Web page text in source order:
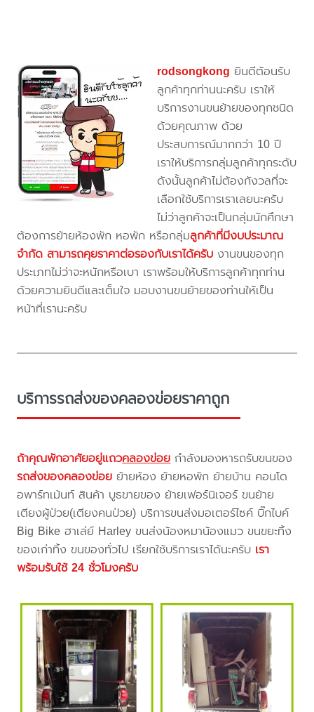
rodsongkong ยินดีต้อนรับ
ลูกค้าทุกท่านนะครับ เราให้
บริการงานขนย้ายของทุกชนิด
ด้วยคุณภาพ ด้วย
ประสบการณ์มากกว่า 10 ปี
เราให้บริการกลุ่มลูกค้าทุกระดับ
ดังนั้นลูกค้าไม่ต้องกังวลที่จะ
เลือกใช้บริการเราเลยนะครับ
ไม่ว่าลูกค้าจะเป็นกลุ่มนักศึกษา
ต้องการย้ายห้องพัก หอพัก หรือกลุ่มลูกค้าที่มีงบประมาณ
จำกัด สามารถคุยราคาต่อรองกับเราได้ครับ งานขนของทุก
ประเภทไม่ว่าจะหนักหรือเบา เราพร้อมให้บริการลูกค้าทุกท่าน
ด้วยความยินดีและเต็มใจ มอบงานขนย้ายของท่านให้เป็น
หน้าที่เรานะครับ
บริการรถส่งของคลองข่อยราคาถูก
ถ้าคุณพักอาศัยอยู่แถวคลองข่อย กำลังมองหารถรับขนของ
รถส่งของคลองข่อย ย้ายห้อง ย้ายหอพัก ย้ายบ้าน คอนโด
อพาร์ทเม้นท์ สินค้า บูธขายของ ย้ายเฟอร์นิเจอร์ ขนย้าย
เตียงผู้ป่วย(เตียงคนป่วย) บริการขนส่งมอเตอร์ไซค์ บิ๊กไบค์
Big Bike ฮาเล่ย์ Harley ขนส่งน้องหมาน้องแมว ขนขยะทิ้ง
ของเก่าทิ้ง ขนของทั่วไป เรียกใช้บริการเราได้นะครับ เรา
พร้อมรับใช้ 24 ชั่วโมงครับ